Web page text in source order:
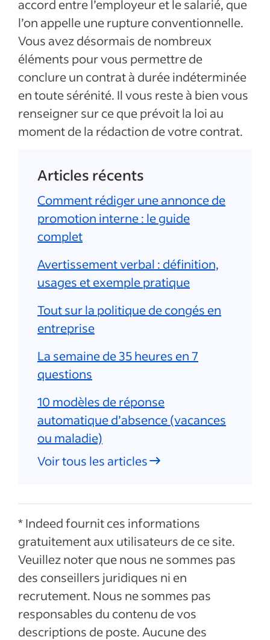
accord entre l’employeur et le salarié, que
l’on appelle une rupture conventionnelle.
Vous avez désormais de nombreux
éléments pour vous permettre de
conclure un contrat à durée indéterminée
en toute sérénité. Il vous reste à bien vous
renseigner sur ce que prévoit la loi au
moment de la rédaction de votre contrat.
Articles récents
Comment rédiger une annonce de
promotion interne : le guide
complet
Avertissement verbal : définition,
usages et exemple pratique
Tout sur la politique de congés en
entreprise
La semaine de 35 heures en 7
questions
10 modèles de réponse
automatique d’absence (vacances
ou maladie)
Voir tous les articles
* Indeed fournit ces informations
gratuitement aux utilisateurs de ce site.
Veuillez noter que nous ne sommes pas
des conseillers juridiques ni en
recrutement. Nous ne sommes pas
responsables du contenu de vos
descriptions de poste. Aucune des